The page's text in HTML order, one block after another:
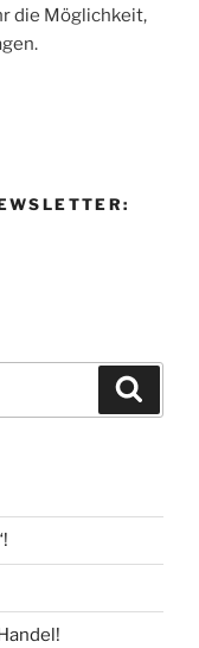
die Möglichkeit,